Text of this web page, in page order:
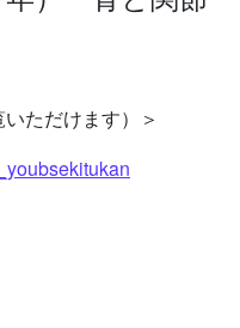
ただけます）＞